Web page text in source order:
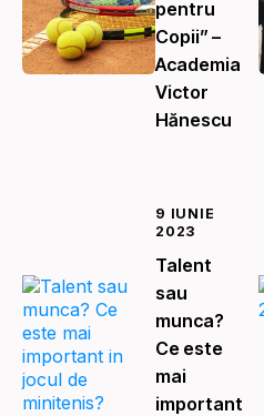
pentru
Copii” –
Academia
Victor
Hănescu
Talent
sau
munca?
Ce este
mai
important
9 IUNIE
2023